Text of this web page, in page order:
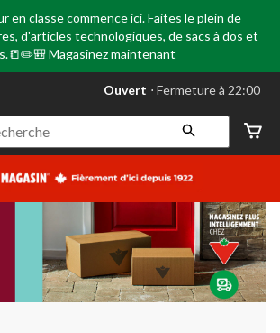
en classe commence ici. Faites le plein de
d'articles technologiques, de sacs à dos et
Magasinez maintenant
votre
préféré
Leduc,
AB,
courament
Fermeture
à
22:00
cliquer
pour
changer
Ouvert ⋅ Fermeture à 22:00